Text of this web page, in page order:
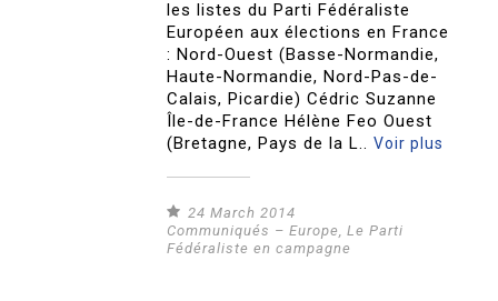
les listes du Parti Fédéraliste
Européen aux élections en France
: Nord-Ouest (Basse-Normandie,
Haute-Normandie, Nord-Pas-de-
Calais, Picardie) Cédric Suzanne
Île-de-France Hélène Feo Ouest
(Bretagne, Pays de la L..Voir plus
24 March 2014
Communiqués – Europe,Le Parti
Fédéraliste en campagne